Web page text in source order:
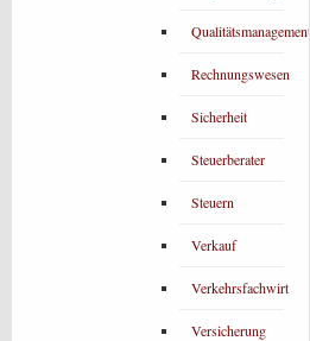
Qualitätsmanagement
Rechnungswesen
Sicherheit
Steuerberater
Steuern
Verkauf
Verkehrsfachwirt
Versicherung